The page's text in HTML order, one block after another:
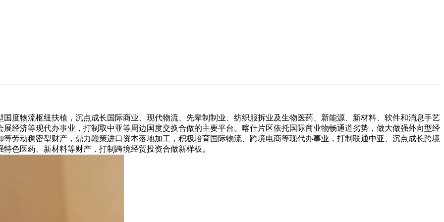
物流枢纽扶植，沉点成长国际商业、现代物流、先辈制制业、纺织服拆业及生物医药、新能源、新材料、软件和消息手艺
经济等现代办事业，打制取中亚等周边国度交换合做的主要平台。喀什片区依托国际商业物畅通道劣势，做大做强外向型经
劳动稠密型财产，鼎力鞭策进口资本落地加工，积极培育国际物流、跨境电商等现代办事业，打制联通中亚、沉点成长跨境
色医药、新材料等财产，打制跨境经贸投资合做新样板。